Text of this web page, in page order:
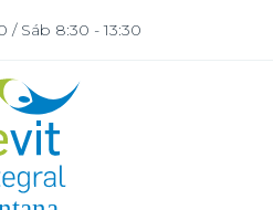
/ Sáb 8:30 - 13:30